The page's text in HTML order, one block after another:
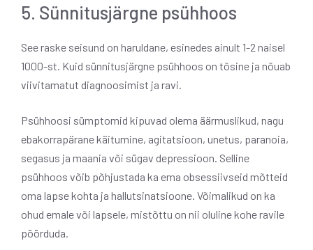
5. Sünnitusjärgne psühhoos
See raske seisund on haruldane, esinedes ainult 1-2 naisel
1000-st. Kuid sünnitusjärgne psühhoos on tõsine ja nõuab
viivitamatut diagnoosimist ja ravi.
Psühhoosi sümptomid kipuvad olema äärmuslikud, nagu
ebakorrapärane käitumine, agitatsioon, unetus, paranoia,
segasus ja maania või sügav depressioon. Selline
psühhoos võib põhjustada ka ema obsessiivseid mõtteid
oma lapse kohta ja hallutsinatsioone. Võimalikud on ka
ohud emale või lapsele, mistõttu on nii oluline kohe ravile
pöörduda.